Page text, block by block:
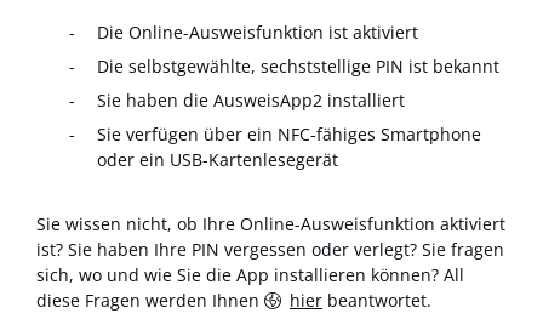
Die Online-Ausweisfunktion ist aktiviert
Die selbstgewählte, sechststellige PIN ist bekannt
Sie haben die AusweisApp2 installiert
Sie verfügen über ein NFC-fähiges Smartphone
oder ein USB-Kartenlesegerät
Sie wissen nicht, ob Ihre Online-Ausweisfunktion aktiviert
ist? Sie haben Ihre PIN vergessen oder verlegt? Sie fragen
sich, wo und wie Sie die App installieren können? All
diese Fragen werden Ihnen
hier beantwortet.